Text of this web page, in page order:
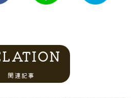
関連記事